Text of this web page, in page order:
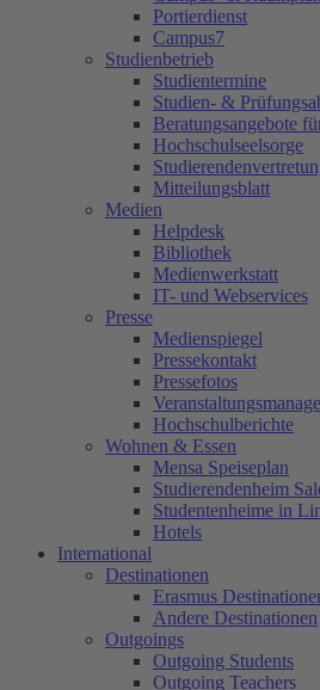
Portierdienst
Campus7
Studienbetrieb
Studientermine
Studien- &
Beratungsangebote
Hochschulseelsorge
Mitteilungsblatt
Medien
Helpdesk
Bibliothek
Medienwerkstatt
IT- und Webservices
Presse
Medienspiegel
Pressekontakt
Pressefotos
Hochschulberichte
Wohnen & Essen
Mensa Speiseplan
Studierendenheim
Studentenheime in
Hotels
International
Destinationen
Erasmus
Andere Destinationen
Outgoings
Outgoing Students
Outgoing Teachers